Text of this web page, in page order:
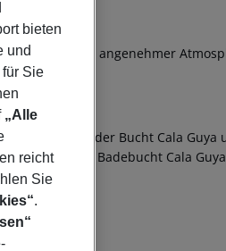
und mit angenehmer
Lage nahe der Bucht Cala
250 m bis zur Badebucht Cala Guya
bieten
und
Sie
„Alle
reicht
Sie
.